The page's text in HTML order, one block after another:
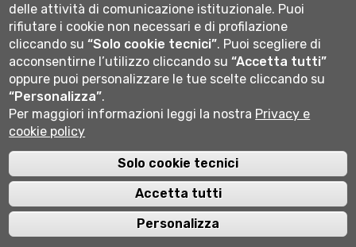
Wi-fi
Webmail
Università degli studi di Bergamo
24129 Bergamo
Centralino 035 2052111
delle attività di comunicazione istituzionale. Puoi
rifiutare i cookie non necessari e di profilazione
cliccando su“Solo cookie tecnici”. Puoi scegliere di
acconsentirne l’utilizzo cliccando su“Accetta tutti”
oppure puoi personalizzare le tue scelte cliccando su
“Personalizza”.
Per maggiori informazioni leggi la nostra Privacy e
cookie policy
Solo cookie tecnici
Accetta tutti
Personalizza